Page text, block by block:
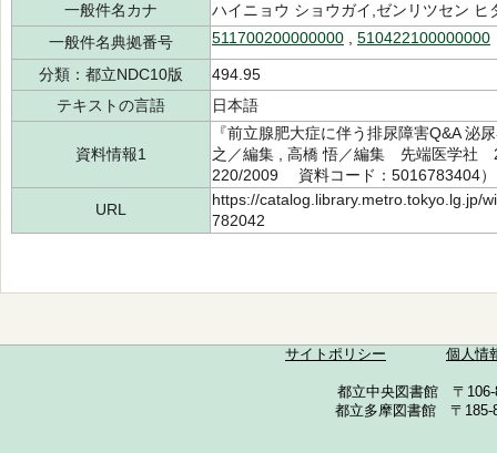
一般件名カナ
ハイニョウ ショウガイ,ゼンリツセン ヒ
一般件名典拠番号
511700200000000 510422100000000
分類：都立NDC10版
494.95
テキストの言語
日本語
資料情報1
『前立腺肥大症に伴う排尿障害Q&A
之／編集 , 高橋 悟／編集 先端医学社
220/2009 資料コード：5016783404）
URL
https://catalog.library.metro.tokyo.lg.jp/
782042
サイトポリシー 個人情
都立中央図書館 〒
都立多摩図書館 〒185-